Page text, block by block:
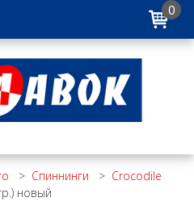
0
> Спиннинги > Crocodile
новый